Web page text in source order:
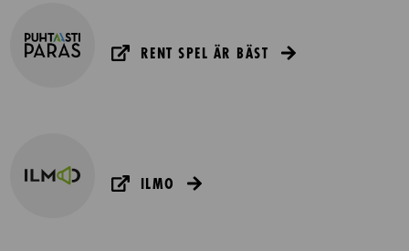
RENT SPEL ÄR BÄST
ILMO